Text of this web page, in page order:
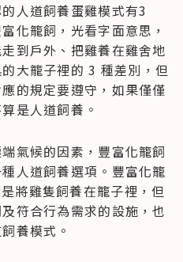
人道飼養蛋雞模式有3
化籠飼，光看字面意思，
到戶外、把雞養在雞舍地
大籠子裡的 3 種差別，但
的規定要遵守，如果僅僅
是人道飼養。
氣候的因素，豐富化籠飼
人道飼養選項。豐富化籠
將雞隻飼養在籠子裡，但
符合行為需求的設施，也
養模式。